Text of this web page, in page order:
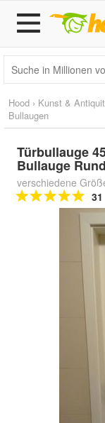
Hood › Kunst &
Bullaugen
Türbullauge
Bullauge
verschiedene
31